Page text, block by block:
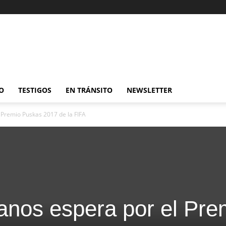
TESTIGOS EN TRÁNSITO NEWSLETTER
Puskas 2017 de la FIFA
espera por el